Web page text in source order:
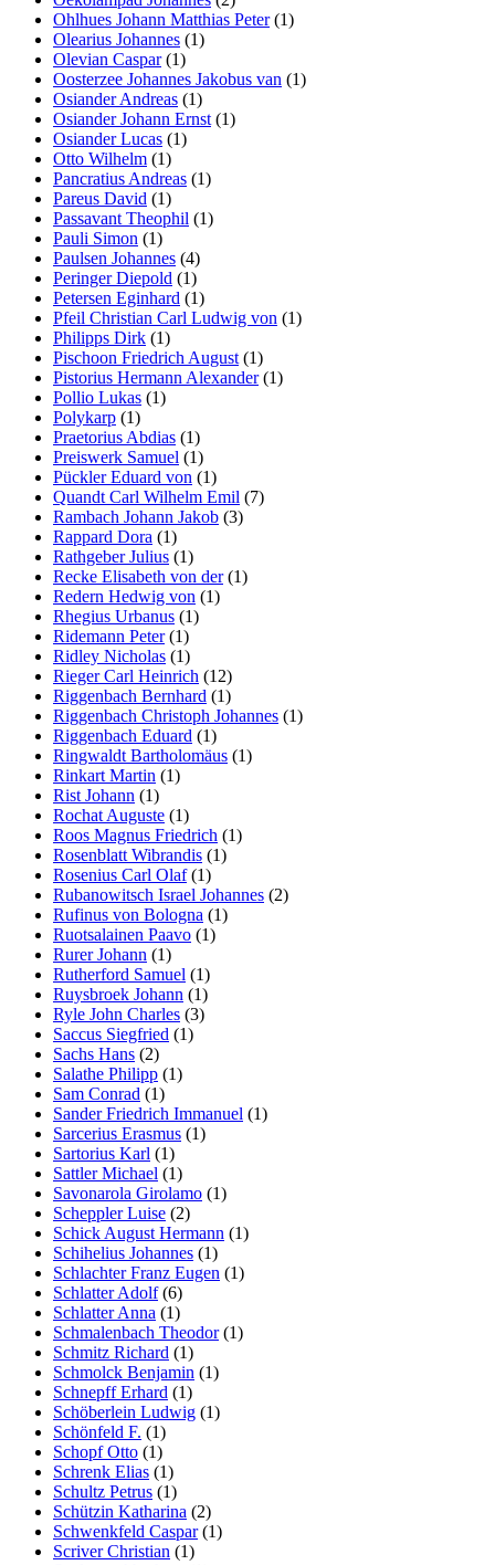
Ohlhues Johann Matthias Peter(1)
Olearius Johannes (1)
Olevian Caspar(1)
Oosterzee Johannes Jakobus van (1)
Osiander Andreas (1)
Osiander Johann Ernst (1)
Osiander Lucas (1)
Otto Wilhelm (1)
Pancratius Andreas (1)
Pareus David (1)
Passavant Theophil (1)
Pauli Simon (1)
Paulsen Johannes (4)
Peringer Diepold (1)
Petersen Eginhard (1)
Pfeil Christian Carl Ludwig von (1)
Philipps Dirk (1)
Pischoon Friedrich August (1)
Pistorius Hermann Alexander(1)
Pollio Lukas (1)
Polykarp (1)
Praetorius Abdias (1)
Preiswerk Samuel (1)
Pückler Eduard von (1)
Quandt Carl Wilhelm Emil (7)
Rambach Johann Jakob (3)
Rappard Dora (1)
Rathgeber Julius (1)
Recke Elisabeth von der(1)
Redern Hedwig von (1)
Rhegius Urbanus (1)
Ridemann Peter(1)
Ridley Nicholas (1)
Rieger Carl Heinrich (12)
Riggenbach Bernhard (1)
Riggenbach Christoph Johannes (1)
Riggenbach Eduard (1)
Ringwaldt Bartholomäus (1)
Rinkart Martin (1)
Rist Johann (1)
Rochat Auguste (1)
Roos Magnus Friedrich (1)
Rosenblatt Wibrandis (1)
Rosenius Carl Olaf(1)
Rubanowitsch Israel Johannes (2)
Rufinus von Bologna (1)
Ruotsalainen Paavo (1)
Rurer Johann (1)
Rutherford Samuel (1)
Ruysbroek Johann (1)
Ryle John Charles (3)
Saccus Siegfried (1)
Sachs Hans (2)
Salathe Philipp (1)
Sam Conrad (1)
Sander Friedrich Immanuel (1)
Sarcerius Erasmus (1)
Sartorius Karl (1)
Sattler Michael (1)
Savonarola Girolamo (1)
Scheppler Luise (2)
Schick August Hermann (1)
Schihelius Johannes (1)
Schlachter Franz Eugen (1)
Schlatter Adolf(6)
Schlatter Anna (1)
Schmalenbach Theodor(1)
Schmitz Richard (1)
Schmolck Benjamin (1)
Schnepff Erhard (1)
Schöberlein Ludwig (1)
Schönfeld F. (1)
Schopf Otto (1)
Schrenk Elias (1)
Schultz Petrus (1)
Schützin Katharina (2)
Schwenkfeld Caspar(1)
Scriver Christian (1)